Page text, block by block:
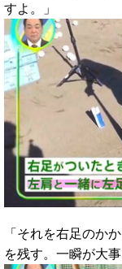
すよ。」
「それを右足のか
を残す。一瞬が大事